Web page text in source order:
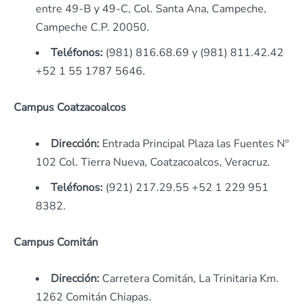
entre 49-B y 49-C, Col. Santa Ana, Campeche,
Campeche C.P. 20050.
Teléfonos: (981) 816.68.69 y (981) 811.42.42
+52 1 55 1787 5646.
Campus Coatzacoalcos
Dirección: Entrada Principal Plaza las Fuentes Nº
102 Col. Tierra Nueva, Coatzacoalcos, Veracruz.
Teléfonos: (921) 217.29.55 +52 1 229 951
8382.
Campus Comitán
Dirección: Carretera Comitán, La Trinitaria Km.
1262 Comitán Chiapas.